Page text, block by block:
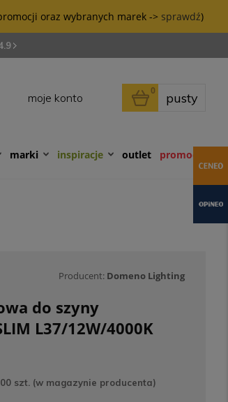
oraz wybranych marek -> sprawdź)
moje konto pusty
0
marki outlet promocje
inspiracje
Producent: Domeno Lighting
do szyny
L37/12W/4000K
szt. (w magazynie producenta)